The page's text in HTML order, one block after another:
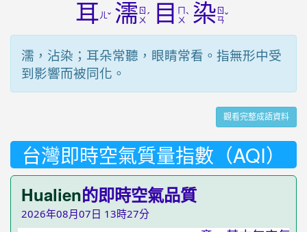
耳ㄦˇ 濡ㄖ
ㄨˊ 目
ㄨˋ 染ㄖ
ㄢˇ
濡，沾染；耳朵常聽，眼睛常看。指無形中受
到影響而被同化。
觀看完整成語資料
台灣即時空氣質量指數（AQI）
Hualien的即時空氣品質
2026年08月07日 13時27分